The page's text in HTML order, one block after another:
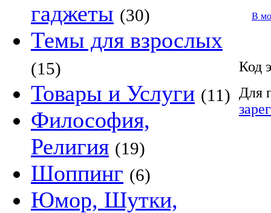
гаджеты (30)
Темы для взрослых
(15)
Товары и Услуги (11)
Философия,
Религия (19)
Шоппинг (6)
Юмор, Шутки,
В
Код
Для